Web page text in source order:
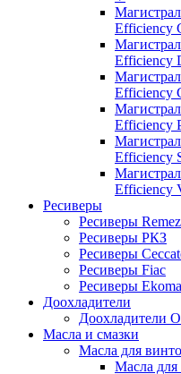
Efficiency
Efficiency
Efficiency
Efficiency
Efficiency
Efficiency
Ресиверы
Ресиверы
Ресиверы РКЗ
Ресиверы
Ресиверы Fiac
Ресиверы
Доохладители
Доохладители
Масла и смазки
Масла для
Масла для